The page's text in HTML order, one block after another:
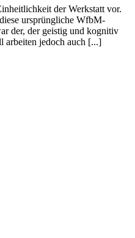
der Werkstatt vor.
ursprüngliche WfbM-
der, der geistig und kognitiv
arbeiten jedoch auch [...]